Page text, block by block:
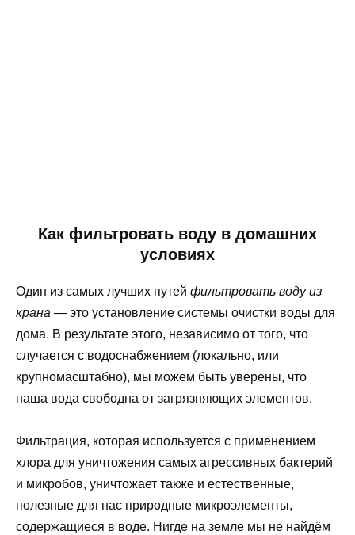
Как фильтровать воду в домашних
условиях
Один из самых лучших путей фильтровать воду из
крана — это установление системы очистки воды для
дома. В результате этого, независимо от того, что
случается с водоснабжением (локально, или
крупномасштабно), мы можем быть уверены, что
наша вода свободна от загрязняющих элементов.
Фильтрация, которая используется с применением
хлора для уничтожения самых агрессивных бактерий
и микробов, уничтожает также и естественные,
полезные для нас природные микроэлементы,
содержащиеся в воде. Нигде на земле мы не найдём